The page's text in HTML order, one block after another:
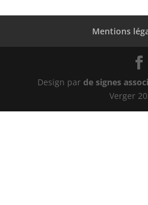
Mentions
Design parde signes
Verger